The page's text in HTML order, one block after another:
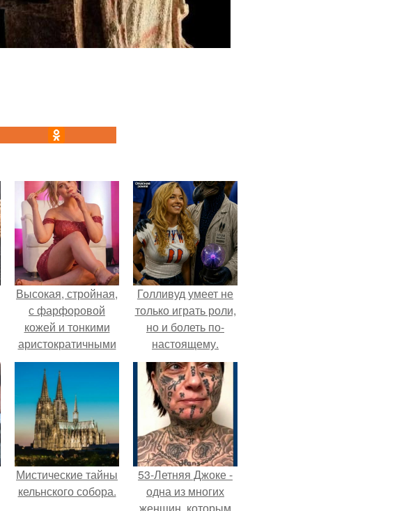
Высокая, стройная,
с фарфоровой
кожей и тонкими
аристократичными
чертами, эль
выглядит так, будто
сошла с полотна
художника.
Голливуд умеет не
только играть роли,
но и болеть по-
настоящему.
Мистические тайны
кельнского собора.
53-Летняя Джоке -
одна из многих